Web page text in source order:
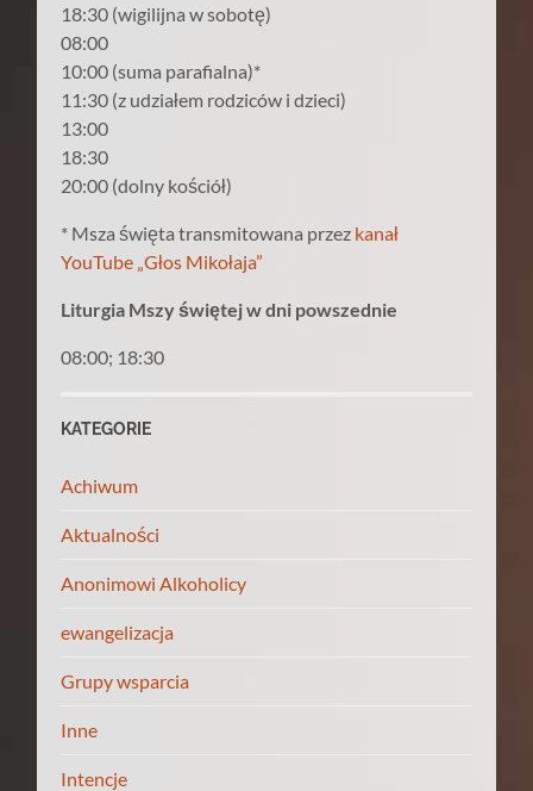
18:30 (wigilijna w sobotę)
08:00
10:00 (suma parafialna)*
11:30 (z udziałem rodziców i dzieci)
13:00
18:30
20:00 (dolny kościół)
* Msza święta transmitowana przez kanał
YouTube „Głos Mikołaja”
Liturgia Mszy świętej w dni powszednie
08:00; 18:30
KATEGORIE
Achiwum
Aktualności
Anonimowi Alkoholicy
ewangelizacja
Grupy wsparcia
Inne
Intencje